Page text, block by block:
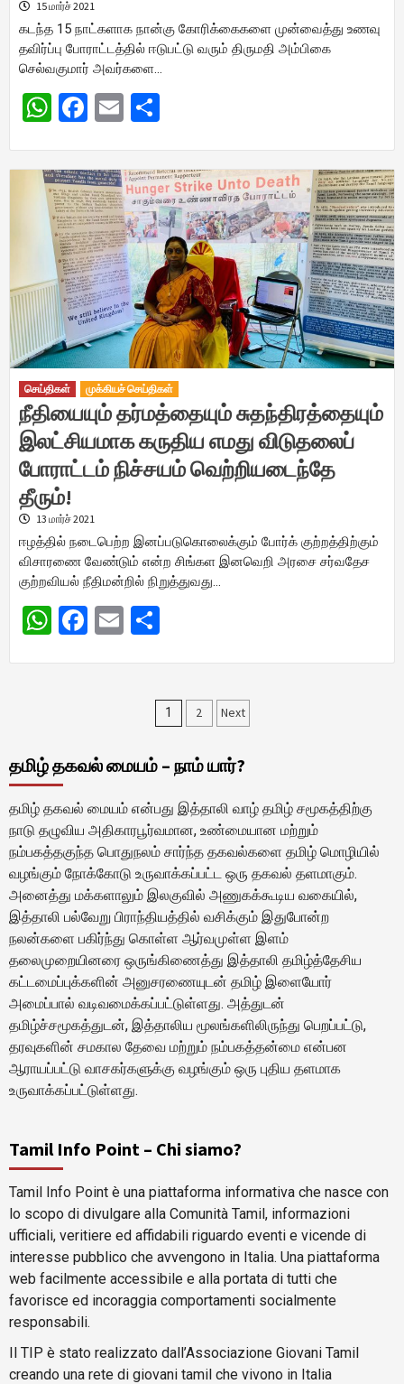
15 மார்ச் 2021
கடந்த 15 நாட்களாக நான்கு கோரிக்கைகளை முன்வைத்து உணவு
தவிர்ப்பு போராட்டத்தில் ஈடுபட்டு வரும் திருமதி அம்பிகை
செல்வகுமார் அவர்களை…
WhatsApp
Facebook
Email
செய்திகள் முக்கியச் செய்திகள்
நீதியையும் தர்மத்தையும் சுதந்திரத்தையும்
இலட்சியமாக கருதிய எமது விடுதலைப்
போராட்டம் நிச்சயம் வெற்றியடைந்தே
தீரும்!
13 மார்ச் 2021
ஈழத்தில் நடைபெற்ற இனப்படுகொலைக்கும் போர்க் குற்றத்திற்கும்
விசாரணை வேண்டும் என்ற சிங்கள இனவெறி அரசை சர்வதேச
குற்றவியல் நீதிமன்றில் நிறுத்துவது…
WhatsApp
Facebook
Email
Posts
pagination
1 2 Next
தமிழ் தகவல் மையம் – நாம் யார்?
தமிழ் தகவல் மையம் என்பது இத்தாலி வாழ் தமிழ் சமூகத்திற்கு
நாடு தழுவிய அதிகாரபூர்வமான, உண்மையான மற்றும்
நம்பகத்தகுந்த பொதுநலம் சார்ந்த தகவல்களை தமிழ் மொழியில்
வழங்கும் நோக்கோடு உருவாக்கப்பட்ட ஒரு தகவல் தளமாகும்.
அனைத்து மக்களாலும் இலகுவில் அணுகக்கூடிய வகையில்,
இத்தாலி பல்வேறு பிராந்தியத்தில் வசிக்கும் இதுபோன்ற
நலன்களை பகிர்ந்து கொள்ள ஆர்வமுள்ள இளம்
தலைமுறையினரை ஒருங்கிணைத்து இத்தாலி தமிழ்த்தேசிய
கட்டமைப்புக்களின் அனுசரணையுடன் தமிழ் இளையோர்
அமைப்பால் வடிவமைக்கப்பட்டுள்ளது. அத்துடன்
தமிழ்ச்சமூகத்துடன், இத்தாலிய மூலங்களிலிருந்து பெறப்பட்டு,
தரவுகளின் சமகால தேவை மற்றும் நம்பகத்தன்மை என்பன
ஆராயப்பட்டு வாசகர்களுக்கு வழங்கும் ஒரு புதிய தளமாக
உருவாக்கப்பட்டுள்ளது.
Tamil Info Point – Chi siamo?
Tamil Info Point è una piattaforma informativa che nasce con
lo scopo di divulgare alla Comunità Tamil, informazioni
ufficiali, veritiere ed affidabili riguardo eventi e vicende di
interesse pubblico che avvengono in Italia. Una piattaforma
web facilmente accessibile e alla portata di tutti che
favorisce ed incoraggia comportamenti socialmente
responsabili.
Il TIP è stato realizzato dall’Associazione Giovani Tamil
creando una rete di giovani tamil che vivono in Italia